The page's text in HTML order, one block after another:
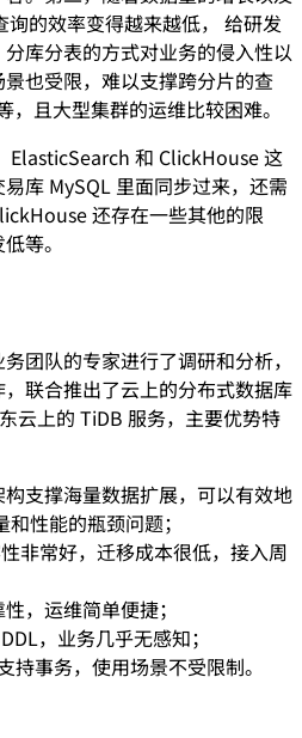
的效率变得越来越低， 给研发
库分表的方式对业务的侵入性以
也受限，难以支撑跨分片的查
且大型集群的运维比较困难。
ElasticSearch 和 ClickHouse 这
库 MySQL 里面同步过来，还需
还存在一些其他的限
等。
团队的专家进行了调研和分析，
联合推出了云上的分布式数据库
上的 TiDB 服务，主要优势特
支撑海量数据扩展，可以有效地
性能的瓶颈问题；
非常好，迁移成本很低，接入周
，运维简单便捷；
，业务几乎无感知；
持事务，使用场景不受限制。